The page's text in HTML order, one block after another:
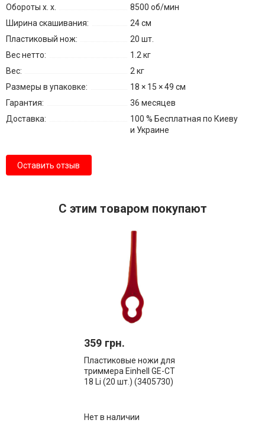
Обороты х. х.
8500 об/мин
Ширина скашивания:
24 см
Пластиковый нож:
20 шт.
Вес нетто:
1.2 кг
Вес:
2 кг
Размеры в упаковке:
18 × 15 × 49 см
Гарантия:
36 месяцев
Доставка:
100 % Бесплатная по Киеву
и Украине
Оставить отзыв
С этим товаром покупают
359 грн.
Пластиковые ножи для
триммера Einhell GE-CT
18 Li (20 шт.) (3405730)
Нет в наличии